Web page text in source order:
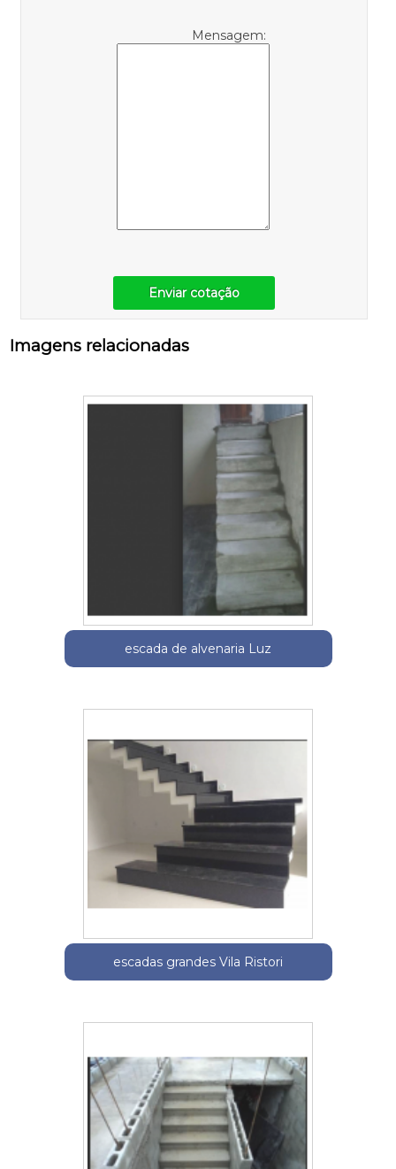
Mensagem:
Enviar cotação
Imagens relacionadas
escada de alvenaria Luz
escadas grandes Vila Ristori